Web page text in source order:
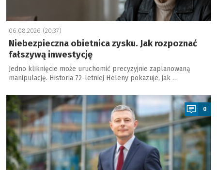
06.08.2026 (20:37)
Niebezpieczna obietnica zysku. Jak rozpoznać
fałszywą inwestycję
Jedno kliknięcie może uruchomić precyzyjnie zaplanowaną
manipulację. Historia 72-letniej Heleny pokazuje, jak …
a
0